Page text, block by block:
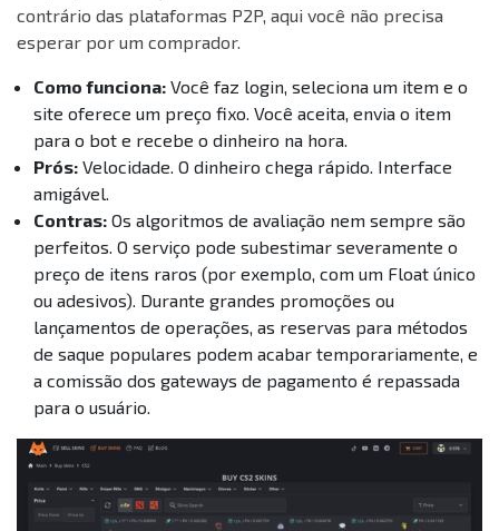
contrário das plataformas P2P, aqui você não precisa
esperar por um comprador.
Como funciona: Você faz login, seleciona um item e o
site oferece um preço fixo. Você aceita, envia o item
para o bot e recebe o dinheiro na hora.
Prós: Velocidade. O dinheiro chega rápido. Interface
amigável.
Contras: Os algoritmos de avaliação nem sempre são
perfeitos. O serviço pode subestimar severamente o
preço de itens raros (por exemplo, com um Float único
ou adesivos). Durante grandes promoções ou
lançamentos de operações, as reservas para métodos
de saque populares podem acabar temporariamente, e
a comissão dos gateways de pagamento é repassada
para o usuário.